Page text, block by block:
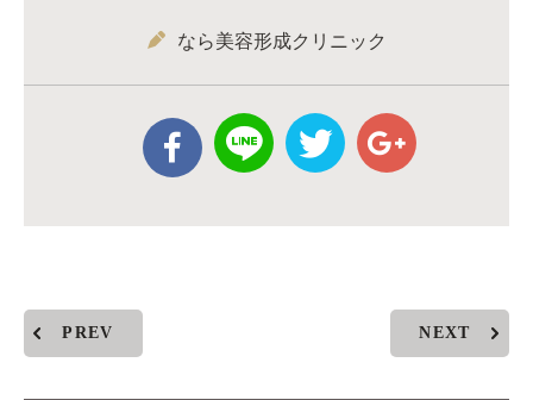
なら美容形成クリニック
PREV NEXT